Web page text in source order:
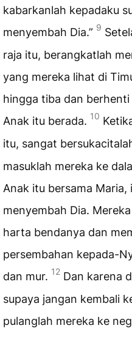
kabarkanlah kepadaku
menyembah Dia.” 9
raja itu, berangkatlah
yang mereka lihat di
hingga tiba dan
Anak itu berada. 10
itu, sangat
masuklah mereka ke
Anak itu bersama Maria,
menyembah Dia.
harta bendanya dan
persembahan kepada-
dan mur. 12 Dan karena
supaya jangan kembali
pulanglah mereka ke